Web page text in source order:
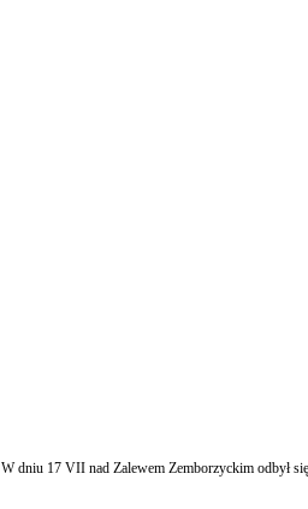
W dniu 17 VII nad Zalewem Zemborzyckim odbył